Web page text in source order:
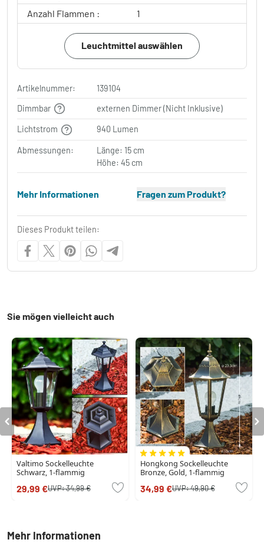
Anzahl Flammen :
1
Leuchtmittel auswählen
Artikelnummer:
139104
Dimmbar
externen Dimmer (Nicht Inklusive)
Lichtstrom 940 Lumen
Abmessungen:
Länge: 15 cm
Höhe: 45 cm
Mehr Informationen Fragen zum Produkt?
Dieses Produkt teilen:
Sie mögen vielleicht auch
Valtimo Sockelleuchte
Schwarz, 1-flammig
29,99 €UVP:34,99 €
Hongkong Sockelleuchte
Bronze, Gold, 1-flammig
34,99 €UVP:49,90 €
Mehr Informationen